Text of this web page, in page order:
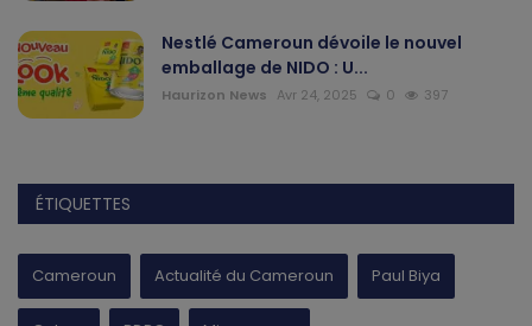
Nestlé Cameroun dévoile le nouvel
emballage de NIDO : U...
Haurizon News Avr 24, 2025 0 397
ÉTIQUETTES
Cameroun Actualité du Cameroun Paul Biya